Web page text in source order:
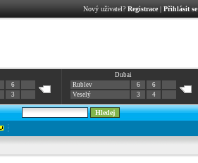
Nový uživatel? Registrace| Přihlásit se
6
3
Dubai
Rublev
6
6
Veselý
3 4